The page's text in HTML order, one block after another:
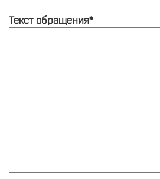
Текст обращения*